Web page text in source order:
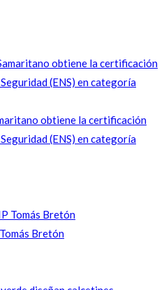
obtiene la certificación
(ENS) en categoría
Bretón